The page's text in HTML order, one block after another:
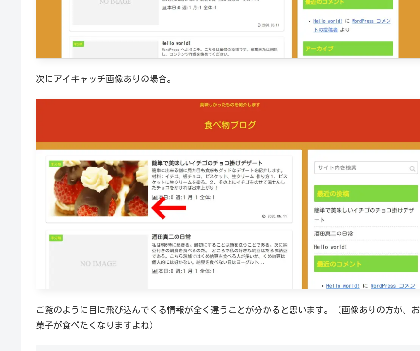
次にアイキャッチ画像ありの場合。
ご覧のように目に飛び込んでくる情報が全く違うことが分かると思います。（画像ありの方が、お
菓子が食べたくなりますよね）